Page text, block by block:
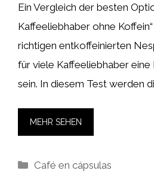
Ein Vergleich der besten
Kaffeeliebhaber ohne
richtigen entkoffeinierten
für viele Kaffeeliebhaber
sein. In diesem Test werden
MEHR SEHEN
Kategorien
Café en cápsulas